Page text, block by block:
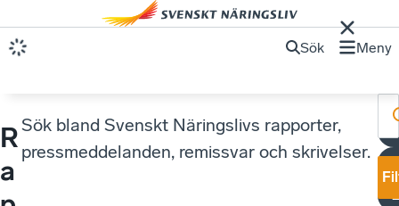
Sök Meny
R
a
Sök bland Svenskt Näringslivs rapporter,
pressmeddelanden, remissvar och skrivelser.